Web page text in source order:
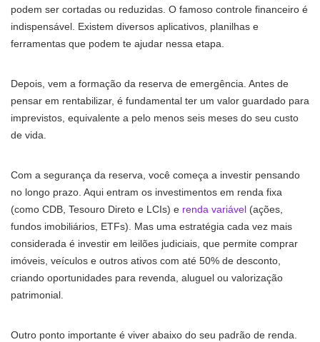
podem ser cortadas ou reduzidas. O famoso controle financeiro é
indispensável. Existem diversos aplicativos, planilhas e
ferramentas que podem te ajudar nessa etapa.
Depois, vem a formação da reserva de emergência. Antes de
pensar em rentabilizar, é fundamental ter um valor guardado para
imprevistos, equivalente a pelo menos seis meses do seu custo
de vida.
Com a segurança da reserva, você começa a investir pensando
no longo prazo. Aqui entram os investimentos em renda fixa
(como CDB, Tesouro Direto e LCIs) e renda variável (ações,
fundos imobiliários, ETFs). Mas uma estratégia cada vez mais
considerada é investir em leilões judiciais, que permite comprar
imóveis, veículos e outros ativos com até 50% de desconto,
criando oportunidades para revenda, aluguel ou valorização
patrimonial.
Outro ponto importante é viver abaixo do seu padrão de renda.